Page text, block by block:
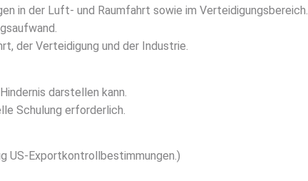
in der Luft- und Raumfahrt sowie im Verteidigungsbereich.
der Verteidigung und der Industrie.
darstellen kann.
Schulung erforderlich.
US-Exportkontrollbestimmungen.)